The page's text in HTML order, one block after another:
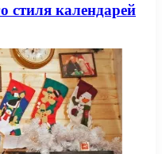
стиля календарей